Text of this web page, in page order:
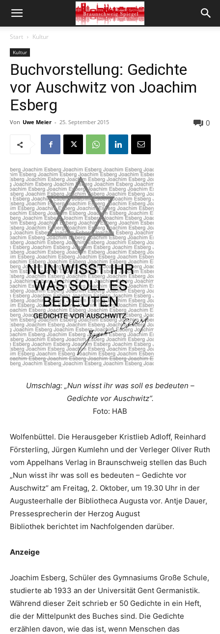
Start Kultur
Kultur
Buchvorstellung: Gedichte
vor Auschwitz von Joachim
Esberg
Von Uwe Meier - 25. September 2015 0
Umschlag: „Nun wisst ihr was soll es bedeuten –
Gedichte vor Auschwitz“.
Foto: HAB
Wolfenbüttel. Die Herausgeber Kristlieb Adloff, Reinhard
Försterling, Jürgen Kumlehn und der Verleger Oliver Ruth
vom Appelhans Verlag in Braunschweig stellen das Buch
„Nun wisst ihr was soll es bedeuten – Gedichte vor
Auschwitz“ am Freitag, 2. Oktober, um 19.30 Uhr in der
Augusteerhalle der Bibliotheca Augusta vor. Antje Dauer,
Pressesprecherin der Herzog August
Bibliothek berichtet im Nachfolgenden darüber.
Anzeige
Joachim Esberg, Schüler des Gymnasiums Große Schule,
studierte ab 1933 an der Universität Gent Germanistik.
Während dieser Zeit schrieb er 50 Gedichte in ein Heft,
die der Mittelpunkt des Buches sind. Die Gedichte
erzählen davon, wie das ist, wenn Menschen das